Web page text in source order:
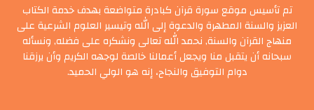
تم تأسيس موقع سورة قرآن كبادرة متواضعة بهدف خدمة الكتاب
العزيز والسنة المطهرة والدعوة إلى الله وتيسير العلوم الشرعية على
منهاج القرآن والسنة, نحمد الله تعالى ونشكره على فضله, ونسأله
سبحانه أن يتقبل منا ويجعل أعمالنا خالصة لوجهه الكريم وأن يرزقنا
دوام التوفيق والنجاح، إنه هو الولي الحميد.